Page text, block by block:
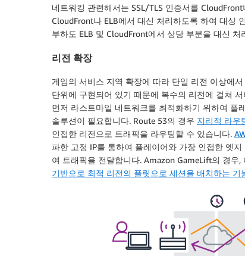
네트워킹 관련해서는 SSL/TLS 인증서를
CloudFront나 ELB에서 대신 처리하도록 하여 대상
부하도 ELB 및 CloudFront에서 상당 부분을 대신 처
리전 확장
게임의 서비스 지역 확장에 따라 단일 리전 이상에
단위에 구현되어 있기 때문에 복수의 리전에 걸쳐
먼저 라스트마일 네트워크를 최적화하기 위하여 플
솔루션이 필요합니다. Route 53의 경우 지리적 라우
인접한 리전으로 트래픽을 라우팅할 수 있습니다.
파한 고정 IP를 통하여 플레이어와 가장 인접한 엣
여 트래픽을 전달합니다. Amazon GameLift의 경우
기반으로 최적 리전의 플릿으로 세션을 배치하는 기